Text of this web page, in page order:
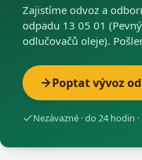
Zajistíme odvoz a
odpadu 13 05 01
odlučovačů oleje).
Poptat vývoz
Nezávazné · do 24 hodin